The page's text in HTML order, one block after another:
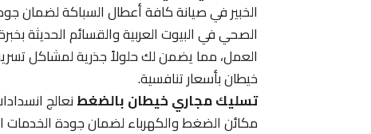
الخبير في صيانة كافة أعطال السباكة لضمان
الصحي في البيوت العربية والقسائم الحديثة
العمل، مما يضمن لك حلولاً جذرية لمشاكل
خيطان بأسعار تنافسية.
تسليك مجاري خيطان بالضغطنعالج
مكائن الضغط والكهرباء لضمان جودة الخدمات